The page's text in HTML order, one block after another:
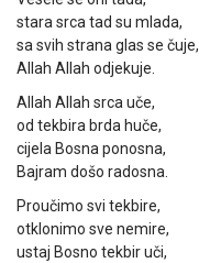
stara srca tad su mlada,
sa svih strana glas se čuje,
Allah Allah odjekuje.
Allah Allah srca uče,
od tekbira brda huče,
cijela Bosna ponosna,
Bajram došo radosna.
Proučimo svi tekbire,
otklonimo sve nemire,
ustaj Bosno tekbir uči,